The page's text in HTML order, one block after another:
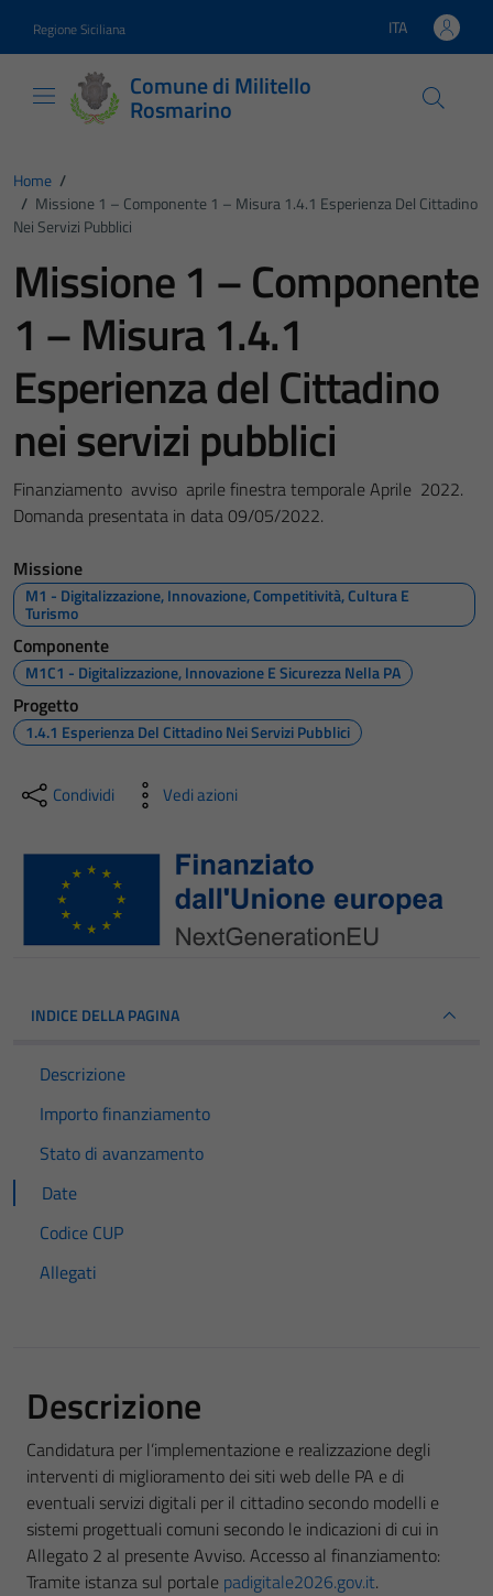
Regione Siciliana Lingua attiva:
ITA
Comune di Militello
Rosmarino
Home /
/ Missione 1 – Componente 1 – Misura 1.4.1 Esperienza Del Cittadino
Nei Servizi Pubblici
Missione 1 – Componente
1 – Misura 1.4.1
Esperienza del Cittadino
nei servizi pubblici
Finanziamento avviso aprile finestra temporale Aprile 2022.
Domanda presentata in data 09/05/2022.
Missione
M1 - Digitalizzazione, Innovazione, Competitività, Cultura E
Turismo
Componente
M1C1 - Digitalizzazione, Innovazione E Sicurezza Nella PA
Progetto
1.4.1 Esperienza Del Cittadino Nei Servizi Pubblici
Condividi Vedi azioni
INDICE DELLA PAGINA
Descrizione
Importo finanziamento
Stato di avanzamento
Date
Codice CUP
Allegati
Descrizione
Candidatura per l’implementazione e realizzazione degli
interventi di miglioramento dei siti web delle PA e di
eventuali servizi digitali per il cittadino secondo modelli e
sistemi progettuali comuni secondo le indicazioni di cui in
Allegato 2 al presente Avviso. Accesso al finanziamento:
Tramite istanza sul portale padigitale2026.gov.it.